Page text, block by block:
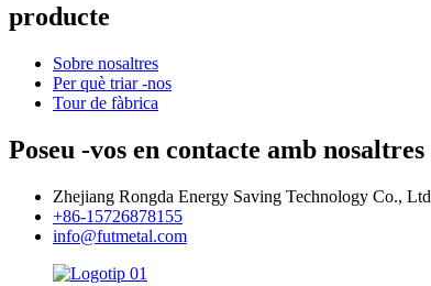
producte
Sobre nosaltres
Per què triar -nos
Tour de fàbrica
Poseu -vos en contacte amb nosaltres
Zhejiang Rongda Energy Saving Technology Co., Ltd
+86-15726878155
info@futmetal.com